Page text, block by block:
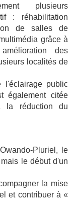
plusieurs
: réhabilitation
de salles de
grâce à
des
localités de
l'éclairage public
également citée
la réduction du
Pluriel, le
le début d'un
la mise
et contribuer à «